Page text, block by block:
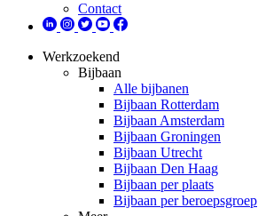
Contact
Werkzoekend
Bijbaan
Alle bijbanen
Bijbaan Rotterdam
Bijbaan Amsterdam
Bijbaan Groningen
Bijbaan Utrecht
Bijbaan Den Haag
Bijbaan per plaats
Bijbaan per beroepsgroep